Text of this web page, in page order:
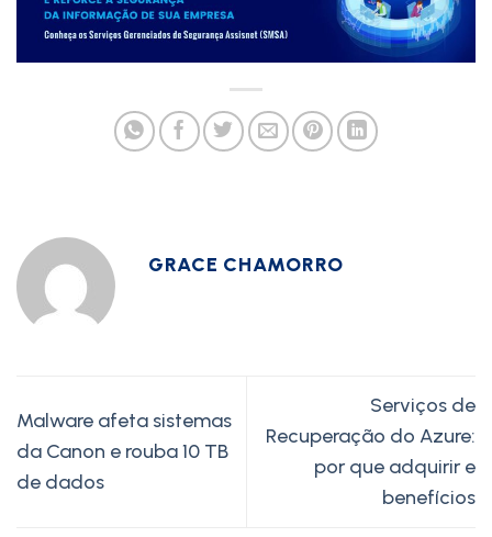
GRACE CHAMORRO
Malware afeta sistemas
da Canon e rouba 10 TB
de dados
Serviços de
Recuperação do Azure:
por que adquirir e
benefícios